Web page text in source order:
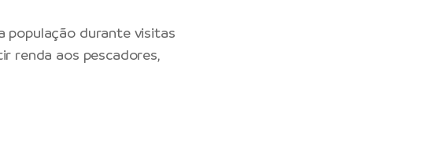
população durante visitas
renda aos pescadores,